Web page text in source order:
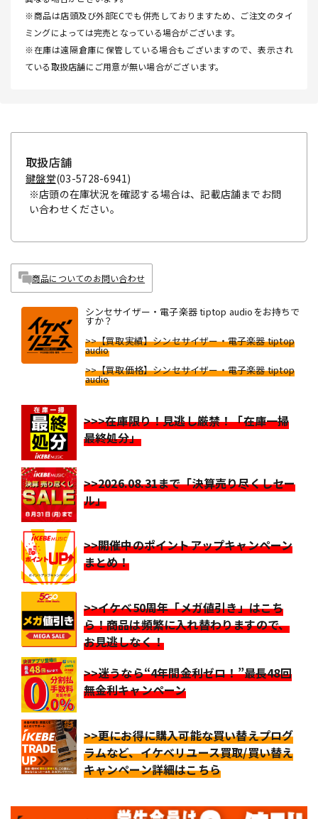
※商品は店頭及び外部ECでも併売しておりますため、ご注文のタイ
ミングによっては完売となっている場合がございます。
※在庫は遠隔倉庫に保管している場合もございますので、表示され
ている取扱店舗にご用意が無い場合がございます。
取扱店舗
鍵盤堂(03-5728-6941)
※店頭の在庫状況を確認する場合は、記載店舗までお問
い合わせください。
商品についてのお問い合わせ
シンセサイザー・電子楽器 tiptop audioをお持ちで
すか？
>>【買取実績】シンセサイザー・電子楽器 tiptop
audio
>>【買取価格】シンセサイザー・電子楽器 tiptop
audio
>>>在庫限り！見逃し厳禁！「在庫一掃
最終処分」
>>2026.08.31まで「決算売り尽くしセー
ル」
>>開催中のポイントアップキャンペーン
まとめ！
>>イケベ50周年「メガ値引き」はこち
ら！商品は頻繁に入れ替わりますので、
お見逃しなく！
>>迷うなら“4年間金利ゼロ！”最長48回
無金利キャンペーン
>>更にお得に購入可能な買い替えプログ
ラムなど、イケベリユース買取/買い替え
キャンペーン詳細はこちら